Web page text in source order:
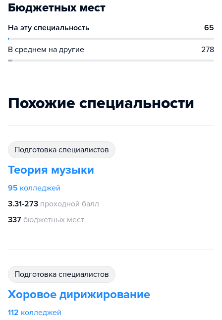
Бюджетных мест
На эту специальность 65
В среднем на другие 278
Похожие специальности
подготовка специалистов
Теория музыки
95 колледжей
3.31-273 проходной балл
337 бюджетных мест
подготовка специалистов
Хоровое дирижирование
112 колледжей